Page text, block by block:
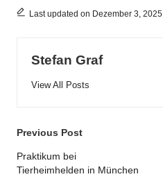
Last updated on Dezember 3, 2025
Stefan Graf
View All Posts
Post
navigation
Previous Post
Praktikum bei
Tierheimhelden in München